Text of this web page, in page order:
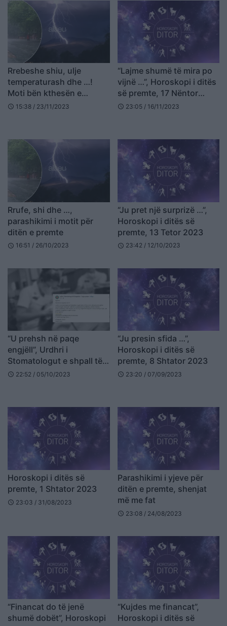
Rrebeshe shiu, ulje
temperaturash dhe …!
Moti bën kthesën e
madhe ditën e premte
schedule 15:38 / 23/11/2023
“Lajme shumë të mira po
vijnë …”, Horoskopi i ditës
së premte, 17 Nëntor
2023
schedule 23:05 / 16/11/2023
Rrufe, shi dhe …,
parashikimi i motit për
ditën e premte
schedule 16:51 / 26/10/2023
“Ju pret një surprizë …”,
Horoskopi i ditës së
premte, 13 Tetor 2023
schedule 23:42 / 12/10/2023
“U prehsh në paqe
engjëll”, Urdhri i
Stomatologut e shpall të
premten ditë zie, pas
schedule 22:52 / 05/10/2023
“Ju presin sfida …”,
Horoskopi i ditës së
premte, 8 Shtator 2023
schedule 23:20 / 07/09/2023
Horoskopi i ditës së
premte, 1 Shtator 2023
schedule 23:03 / 31/08/2023
Parashikimi i yjeve për
ditën e premte, shenjat
më me fat
schedule 23:08 / 24/08/2023
“Financat do të jenë
shumë dobët”, Horoskopi
“Kujdes me financat”,
Horoskopi i ditës së